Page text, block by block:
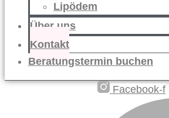
Lipödem
Über uns
Kontakt
Beratungstermin buchen
Facebook-f